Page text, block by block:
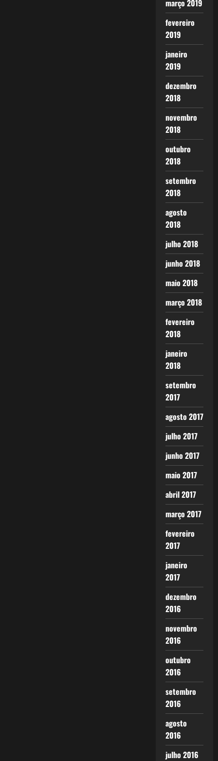
março 2019
fevereiro
2019
janeiro
2019
dezembro
2018
novembro
2018
outubro
2018
setembro
2018
agosto
2018
julho 2018
junho 2018
maio 2018
março 2018
fevereiro
2018
janeiro
2018
setembro
2017
agosto 2017
julho 2017
junho 2017
maio 2017
abril 2017
março 2017
fevereiro
2017
janeiro
2017
dezembro
2016
novembro
2016
outubro
2016
setembro
2016
agosto
2016
julho 2016